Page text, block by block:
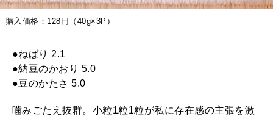
購入価格：128円（40g×3P）
●ねばり 2.1
●納豆のかおり 5.0
●豆のかたさ 5.0
噛みごたえ抜群。小粒1粒1粒が私に存在感の主張を激